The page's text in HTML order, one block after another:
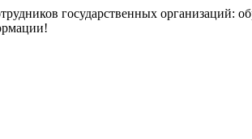
государственных организаций: